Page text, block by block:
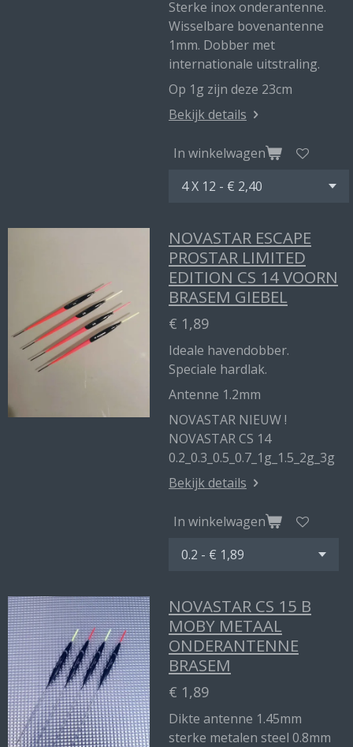
Sterke inox onderantenne.
Wisselbare bovenantenne
1mm. Dobber met
internationale uitstraling.
Op 1g zijn deze 23cm
Bekijk details
In winkelwagen
NOVASTAR ESCAPE
PROSTAR LIMITED
EDITION CS 14 VOORN
BRASEM GIEBEL
€ 1,89
Ideale havendobber.
Speciale hardlak.
Antenne 1.2mm
NOVASTAR NIEUW !
NOVASTAR CS 14
0.2_0.3_0.5_0.7_1g_1.5_2g_3g
Bekijk details
In winkelwagen
NOVASTAR CS 15 B
MOBY METAAL
ONDERANTENNE
BRASEM
€ 1,89
Dikte antenne 1.45mm
sterke metalen steel 0.8mm